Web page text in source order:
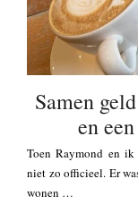
Samen
en
Toen Raymond en
niet zo officieel. Er
wonen …